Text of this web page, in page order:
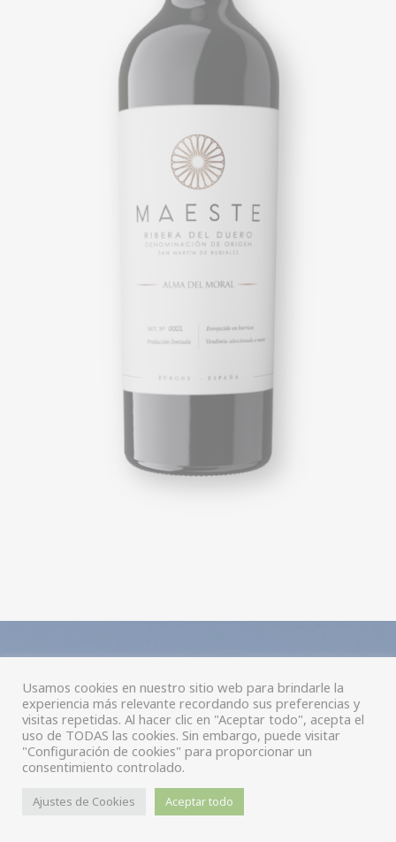
CONTACTO
Si deseas saber cómo conseguir
nuestros vinos, conocer más
realizarnos cualquier
Usamos cookies en nuestro sitio web para brindarle la
experiencia más relevante recordando sus preferencias y
visitas repetidas. Al hacer clic en "Aceptar todo", acepta el
uso de TODAS las cookies. Sin embargo, puede visitar
"Configuración de cookies" para proporcionar un
consentimiento controlado.
Ajustes de Cookies Aceptar todo